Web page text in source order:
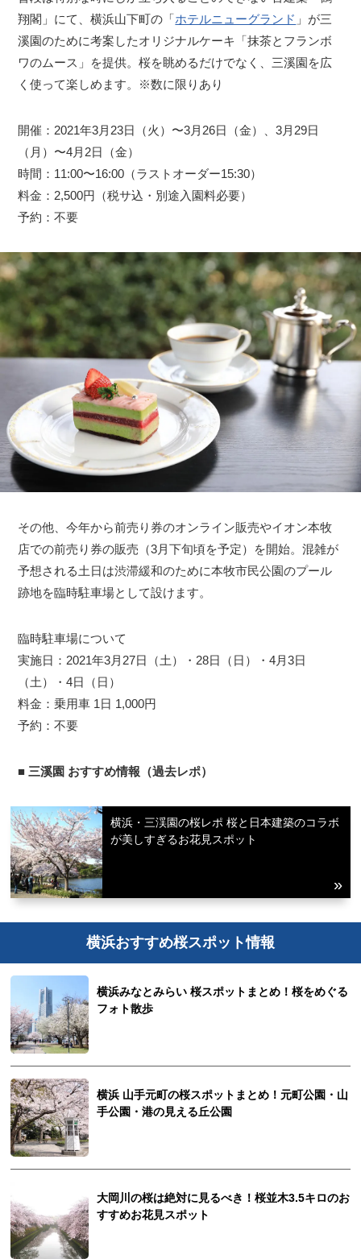
翔閣」にて、横浜山下町の「ホテルニューグランド 」が三
溪園のために考案したオリジナルケーキ「抹茶とフランボ
ワのムース」を提供。桜を眺めるだけでなく、三溪園を広
く使って楽しめます。※数に限りあり
開催：2021年3月23日（火）〜3月26日（金）、3月29日
（月）〜4月2日（金）
時間：11:00〜16:00（ラストオーダー15:30）
料金：2,500円（税サ込・別途入園料必要）
予約：不要
その他、今年から前売り券のオンライン販売やイオン本牧
店での前売り券の販売（3月下旬頃を予定）を開始。混雑が
予想される土日は渋滞緩和のために本牧市民公園のプール
跡地を臨時駐車場として設けます。
臨時駐車場について
実施日：2021年3月27日（土）・28日（日）・4月3日
（土）・4日（日）
料金：乗用車 1日 1,000円
予約：不要
■ 三溪園 おすすめ情報（過去レポ）
横浜・三渓園の桜レポ 桜と日本建築のコラボ
が美しすぎるお花見スポット
横浜おすすめ桜スポット情報
横浜みなとみらい 桜スポットまとめ！桜をめぐる
フォト散歩
横浜 山手元町の桜スポットまとめ！元町公園・山
手公園・港の見える丘公園
大岡川の桜は絶対に見るべき！桜並木3.5キロのお
すすめお花見スポット